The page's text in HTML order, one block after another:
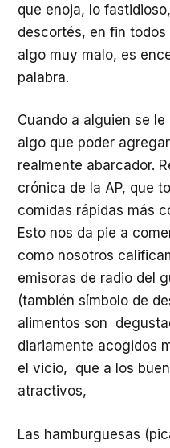
que enoja, lo
descortés, en fin
algo muy malo, es
palabra.
Cuando a alguien se
algo que poder
realmente abarcador.
crónica de la AP, que
comidas rápidas más
Esto nos da pie a
como nosotros
emisoras de radio del
(también símbolo de
alimentos son
diariamente acogidos
el vicio, que a los
atractivos,
Las hamburguesas